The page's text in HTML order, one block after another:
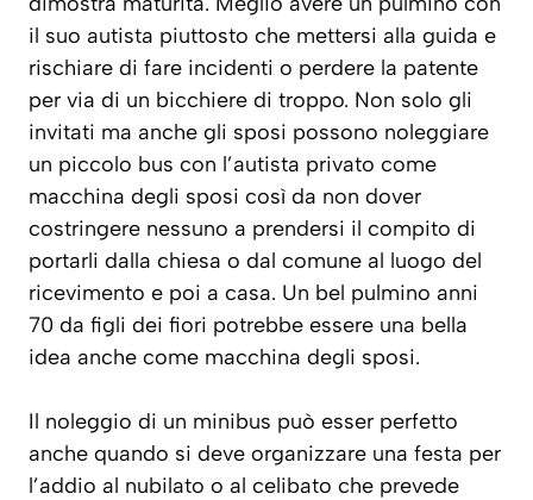
il suo autista piuttosto che mettersi alla guida e
rischiare di fare incidenti o perdere la patente
per via di un bicchiere di troppo. Non solo gli
invitati ma anche gli sposi possono noleggiare
un piccolo bus con l’autista privato come
macchina degli sposi così da non dover
costringere nessuno a prendersi il compito di
portarli dalla chiesa o dal comune al luogo del
ricevimento e poi a casa. Un bel pulmino anni
70 da figli dei fiori potrebbe essere una bella
idea anche come macchina degli sposi.
Il noleggio di un minibus può esser perfetto
anche quando si deve organizzare una festa per
l’addio al nubilato o al celibato che prevede